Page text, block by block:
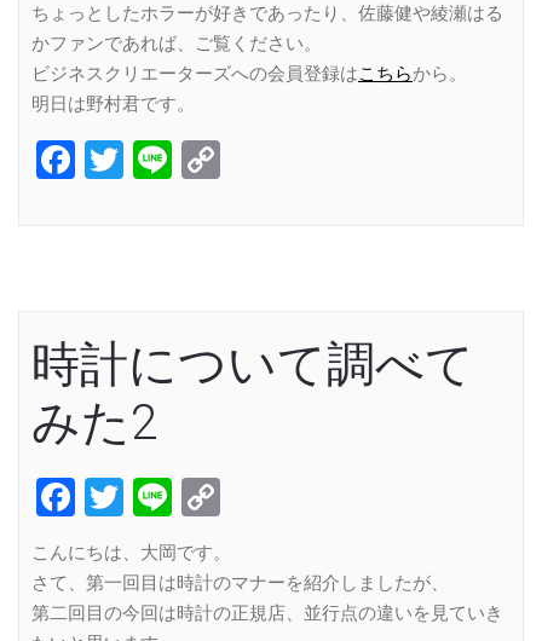
ちょっとしたホラーが好きであったり、佐藤健や綾瀬はる
かファンであれば、ご覧ください。
ビジネスクリエーターズへの会員登録はこちらから。
明日は野村君です。
Facebook
Twitter
Line
時計について調べて
みた2
Facebook
Twitter
Line
こんにちは、大岡です。
さて、第一回目は時計のマナーを紹介しましたが、
第二回目の今回は時計の正規店、並行点の違いを見ていき